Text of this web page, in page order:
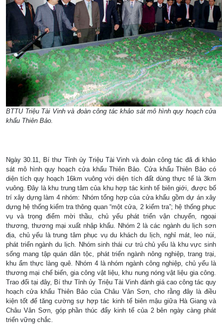
BTTU Triệu Tài Vinh và đoàn công tác khảo sát mô hình quy hoạch cửa
khẩu Thiên Bảo.
Ngày 30.11, Bí thư Tỉnh ủy Triệu Tài Vinh và đoàn công tác đã đi khảo
sát mô hình quy hoạch cửa khẩu Thiên Bảo. Cửa khẩu Thiên Bảo có
diện tích quy hoạch 16km vuông với diện tích đất dùng thực tế là 3km
vuông. Đây là khu trung tâm của khu hợp tác kinh tế biên giới, được bố
trí xây dựng làm 4 nhóm: Nhóm tổng hợp của cửa khẩu gồm dự án xây
dựng hệ thống kiểm tra thông quan “một cửa, 2 kiểm tra”; hệ thống phục
vụ và trọng điểm mời thầu, chủ yếu phát triển vận chuyển, ngoại
thương, thương mại xuất nhập khẩu. Nhóm 2 là các ngành du lịch sơn
địa, chủ yếu là trung tâm phục vụ du khách du lịch, nghỉ mát, leo núi,
phát triển ngành du lịch. Nhóm sinh thái cư trú chủ yếu là khu vực sinh
sống mang tập quán dân tộc, phát triển ngành nông nghiệp, trang trại,
khu ẩm thực làng quê. Nhóm 4 là nhóm ngành công nghiệp, chủ yếu là
thương mại chế biến, gia công vật liệu, khu nung nóng vật liệu gia công.
Trao đổi tại đây, Bí thư Tỉnh ủy Triệu Tài Vinh đánh giá cao công tác quy
hoạch cửa khẩu Thiên Bảo của Châu Vân Sơn, cho rằng đây là điều
kiện tốt để tăng cường sự hợp tác kinh tế biên mậu giữa Hà Giang và
Châu Vân Sơn, góp phần thúc đẩy kinh tế của 2 bên ngày càng phát
triển vững chắc.